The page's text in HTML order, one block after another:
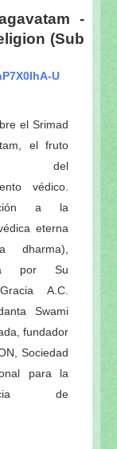
-
(Sub
U
el Srimad
el fruto
del
védico.
a la
eterna
dharma),
por Su
A.C.
Swami
fundador
Sociedad
para la
de